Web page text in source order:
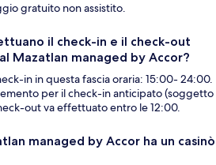
gratuito non assistito.
il check-in e il check-out
Mazatlan managed by Accor?
in in questa fascia oraria: 15:00- 24:00.
per il check-in anticipato (soggetto
out va effettuato entro le 12:00.
managed by Accor ha un casinò